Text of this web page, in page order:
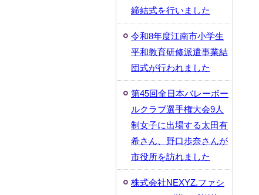
締結式を行いました
令和8年度江南市小学生
平和教育研修派遣事業結
団式が行われました
第45回全日本バレーボー
ルクラブ選手権大会9人
制女子に出場する太田有
希さん、野口歩奈さんが
市役所を訪れました
株式会社NEXYZ.ファシ